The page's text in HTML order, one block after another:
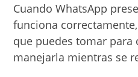
Cuando WhatsApp
funciona
que puedes tomar
manejarla mientras se